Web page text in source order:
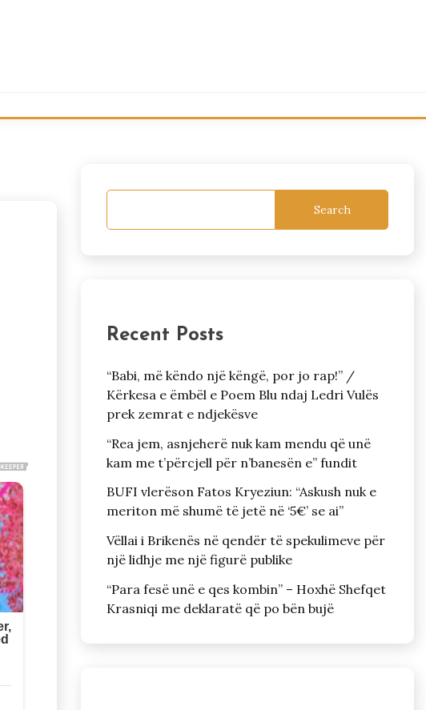
Search
Recent Posts
“Babi, më këndo një këngë, por jo rap!” /
Kërkesa e ëmbël e Poem Blu ndaj Ledri Vulës
prek zemrat e ndjekësve
“Rea jem, asnjeherë nuk kam mendu që unë
kam me t’përcjell për n’banesën e” fundit
BUFI vlerëson Fatos Kryeziun: “Askush nuk e
meriton më shumë të jetë në ‘5€’ se ai”
Vëllai i Brikenës në qendër të spekulimeve për
një lidhje me një figurë publike
“Para fesë unë e qes kombin” – Hoxhë Shefqet
Krasniqi me deklaratë që po bën bujë